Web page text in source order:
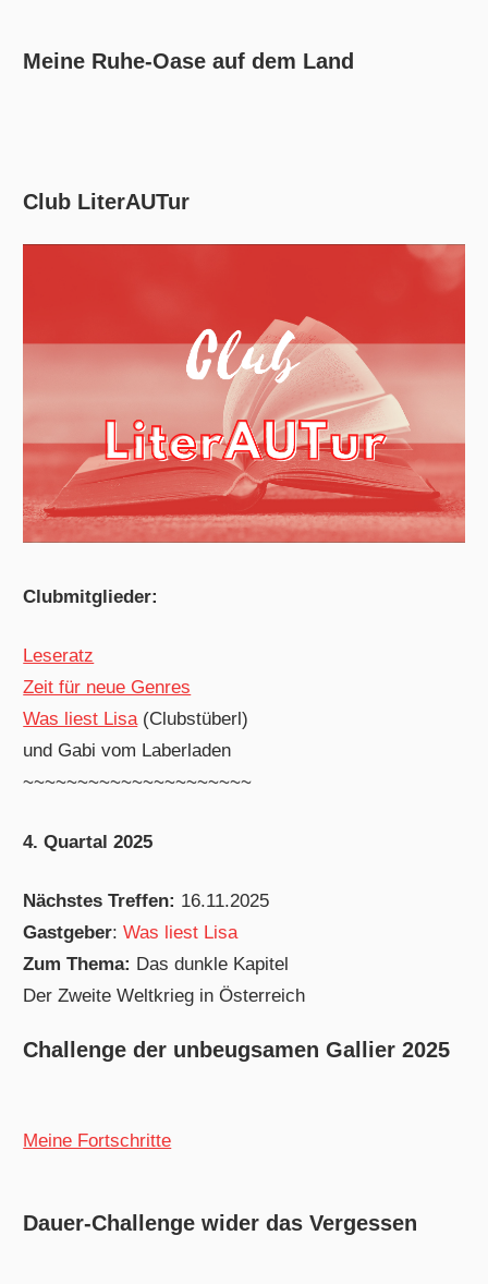
Meine Ruhe-Oase auf dem Land
Club LiterAUTur
Clubmitglieder:
Leseratz
Zeit für neue Genres
Was liest Lisa(Clubstüberl)
und Gabi vom Laberladen
~~~~~~~~~~~~~~~~~~~~~
4. Quartal 2025
Nächstes Treffen: 16.11.2025
Gastgeber:Was liest Lisa
Zum Thema: Das dunkle Kapitel
Der Zweite Weltkrieg in Österreich
Challenge der unbeugsamen Gallier 2025
Meine Fortschritte
Dauer-Challenge wider das Vergessen